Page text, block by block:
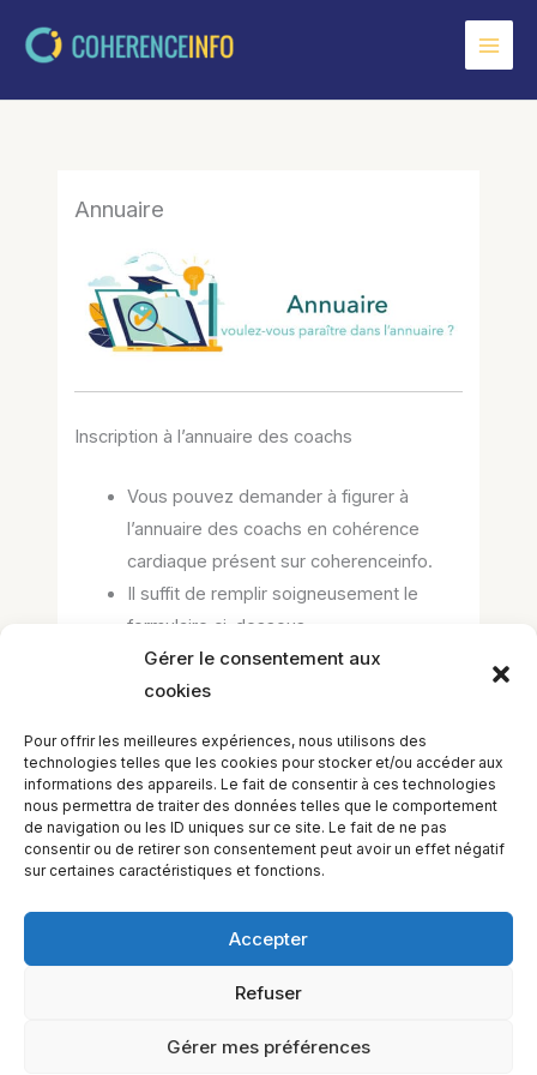
Gérer le consentement aux
cookies
Pour offrir les meilleures expériences, nous utilisons des
technologies telles que les cookies pour stocker et/ou accéder aux
informations des appareils. Le fait de consentir à ces technologies
nous permettra de traiter des données telles que le comportement
de navigation ou les ID uniques sur ce site. Le fait de ne pas
consentir ou de retirer son consentement peut avoir un effet négatif
sur certaines caractéristiques et fonctions.
Accepter
Refuser
Gérer mes préférences
Annuaire
Inscription à l’annuaire des coachs
Vous pouvez demander à figurer à
l’annuaire des coachs en cohérence
cardiaque présent sur coherenceinfo.
Il suffit de remplir soigneusement le
formulaire ci-dessous.
L’inscription sera active dans les jours
qui suivent la demande.
Chargement…
←Leçon précédent
H1Y 2J9 Canada